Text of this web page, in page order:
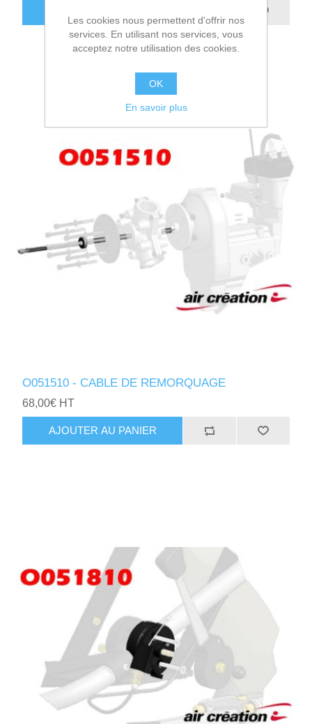
O051510 - CABLE DE REMORQUAGE
68,00€ HT
AJOUTER AU PANIER
Les cookies nous permettent d'offrir nos
services. En utilisant nos services, vous
acceptez notre utilisation des cookies.
OK
En savoir plus